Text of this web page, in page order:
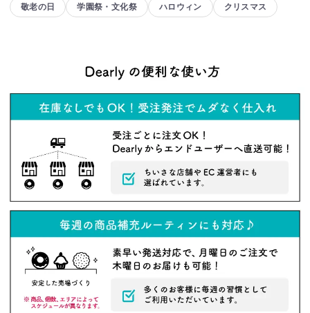
敬老の日 学園祭・文化祭 ハロウィン クリスマス